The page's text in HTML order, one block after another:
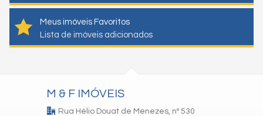
Meus imóveis Favoritos
Lista de imóveis adicionados
M & F IMÓVEIS
Rua Hélio Douat de Menezes, nº 530